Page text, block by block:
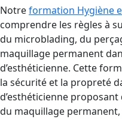
Notreformation Hygiène
comprendre les règles à
du microblading, du
maquillage permanent
d’esthéticienne. Cette
la sécurité et la propreté
d’esthéticienne
du maquillage